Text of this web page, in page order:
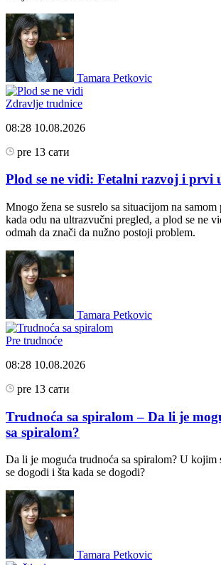
Tamara Petkovic
Zdravlje trudnice
08:28 10.08.2026
pre 13 сати
Plod se ne vidi: Fetalni razvoj i prvi
Mnogo žena se susrelo sa situacijom na
kada odu na ultrazvučni pregled, a plod se ne
odmah da znači da nužno postoji problem.
Tamara Petkovic
Pre trudnoće
08:28 10.08.2026
pre 13 сати
Trudnoća sa spiralom – Da li je
sa spiralom?
Da li je moguća trudnoća sa spiralom? U kojim
se dogodi i šta kada se dogodi?
Tamara Petkovic